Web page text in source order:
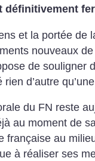
définitivement
et la portée de
nouveaux
de souligner
rien d’autre
du FN reste
au moment de
française au
à réaliser ses